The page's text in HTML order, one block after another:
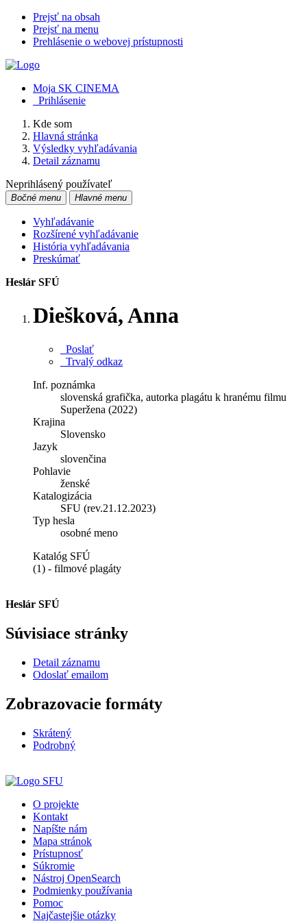
Prejsť na obsah
Prejsť na menu
Prehlásenie o webovej prístupnosti
Moja SK CINEMA
Prihlásenie
Kde som
Hlavná stránka
Výsledky vyhľadávania
Detail záznamu
Neprihlásený používateľ
Bočné menu Hlavné menu
Vyhľadávanie
Rozšírené vyhľadávanie
História vyhľadávania
Preskúmať
Heslár SFÚ
Diešková, Anna
Poslať
Trvalý odkaz
Inf. poznámka
slovenská grafička, autorka plagátu k hranému filmu
Superžena (2022)
Krajina
Slovensko
Jazyk
slovenčina
Pohlavie
ženské
Katalogizácia
SFU (rev.21.12.2023)
Typ hesla
osobné meno
Katalóg SFÚ
(1) - filmové plagáty
Heslár SFÚ
Súvisiace stránky
Detail záznamu
Odoslať emailom
Zobrazovacie formáty
Skrátený
Podrobný
O projekte
Kontakt
Napíšte nám
Mapa stránok
Prístupnosť
Súkromie
Nástroj OpenSearch
Podmienky používania
Pomoc
Najčastejšie otázky